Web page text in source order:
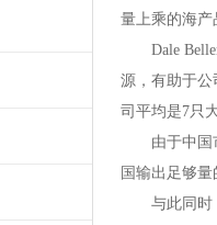
量上乘的海产
Dale
源，有助于
司平均是7只
由于中
国输出足够
与此同时